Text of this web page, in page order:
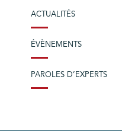
ACTUALITÉS
ÉVÈNEMENTS
PAROLES D’EXPERTS